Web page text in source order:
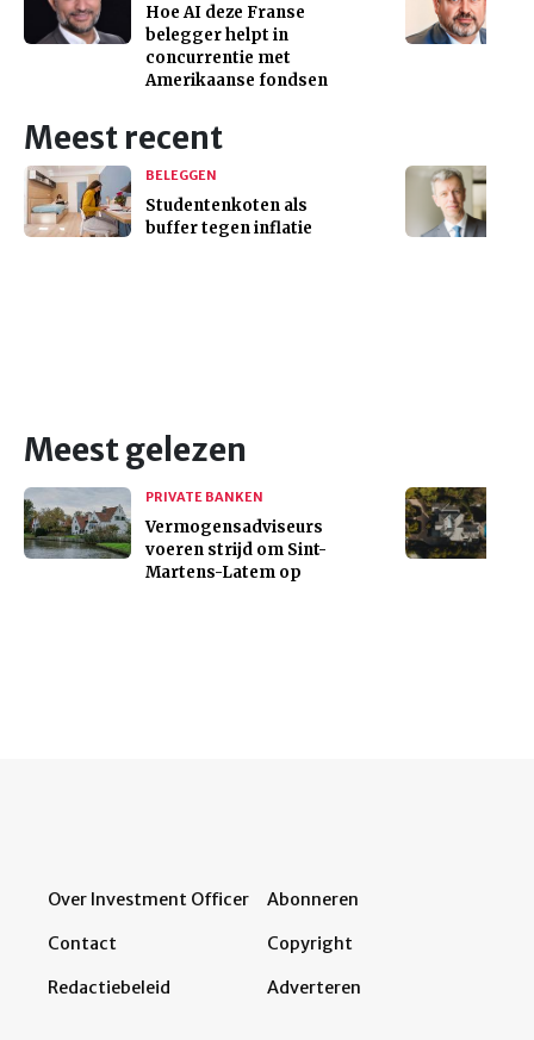
Hoe AI deze Franse
belegger helpt in
concurrentie met
Amerikaanse fondsen
Meest recent
BELEGGEN
Studentenkoten als
buffer tegen inflatie
Meest gelezen
PRIVATE BANKEN
Vermogensadviseurs
voeren strijd om Sint-
Martens-Latem op
Over Investment Officer
Contact
Redactiebeleid
Abonneren
Copyright
Adverteren